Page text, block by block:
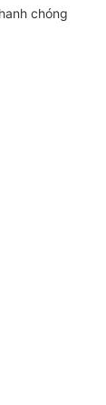
chóng